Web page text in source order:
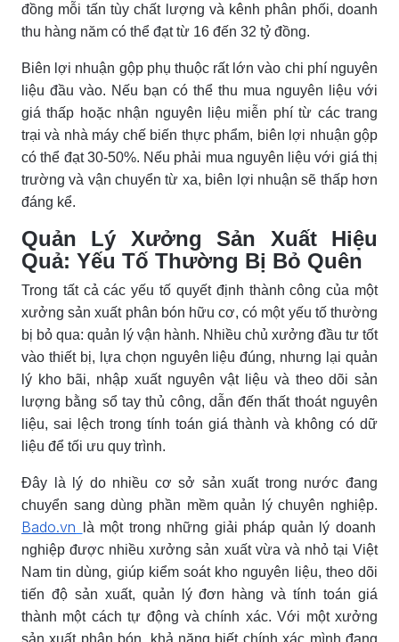
đồng mỗi tấn tùy chất lượng và kênh phân phối, doanh
thu hàng năm có thể đạt từ 16 đến 32 tỷ đồng.
Biên lợi nhuận gộp phụ thuộc rất lớn vào chi phí nguyên
liệu đầu vào. Nếu bạn có thể thu mua nguyên liệu với
giá thấp hoặc nhận nguyên liệu miễn phí từ các trang
trại và nhà máy chế biến thực phẩm, biên lợi nhuận gộp
có thể đạt 30-50%. Nếu phải mua nguyên liệu với giá thị
trường và vận chuyển từ xa, biên lợi nhuận sẽ thấp hơn
đáng kể.
Quản Lý Xưởng Sản Xuất Hiệu
Quả: Yếu Tố Thường Bị Bỏ Quên
Trong tất cả các yếu tố quyết định thành công của một
xưởng sản xuất phân bón hữu cơ, có một yếu tố thường
bị bỏ qua: quản lý vận hành. Nhiều chủ xưởng đầu tư tốt
vào thiết bị, lựa chọn nguyên liệu đúng, nhưng lại quản
lý kho bãi, nhập xuất nguyên vật liệu và theo dõi sản
lượng bằng sổ tay thủ công, dẫn đến thất thoát nguyên
liệu, sai lệch trong tính toán giá thành và không có dữ
liệu để tối ưu quy trình.
Đây là lý do nhiều cơ sở sản xuất trong nước đang
chuyển sang dùng phần mềm quản lý chuyên nghiệp.
Bado.vn
là một trong những giải pháp quản lý doanh
nghiệp được nhiều xưởng sản xuất vừa và nhỏ tại Việt
Nam tin dùng, giúp kiểm soát kho nguyên liệu, theo dõi
tiến độ sản xuất, quản lý đơn hàng và tính toán giá
thành một cách tự động và chính xác. Với một xưởng
sản xuất phân bón, khả năng biết chính xác mình đang